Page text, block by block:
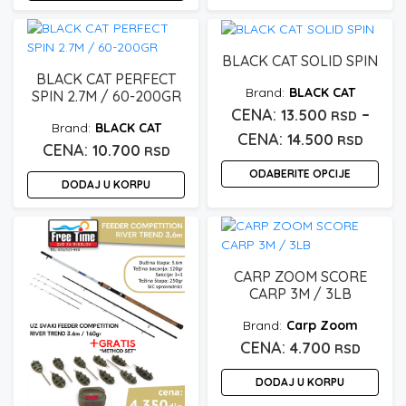
3.9m/90g (1) 4,0M/100G (1)
4.0M/180G (1)
4.2m/150g (1) 4.2M/200G (1)
4.5M/220G (1) 772L (1)
782ML (1) 822H (1)
832HH (1) 872M (1)
do
proizvod
više
Opcije
mogu
izabrane
proizvoda.
BLACK CAT PERFECT
SPIN 2.7M / 60-200GR
BLACK CAT
10.700 RSD
DODAJ U KORPU
BLACK CAT SOLID SPIN
BLACK CAT
13.500 RSD –
14.500 RSD
cena:
od
ODABERITE OPCIJE
proizvod
ima
varijanti.
Opcije
mogu
izabrane
na
stranici
CARP ZOOM SCORE
CARP 3M / 3LB
Carp Zoom
4.700 RSD
DODAJ U KORPU